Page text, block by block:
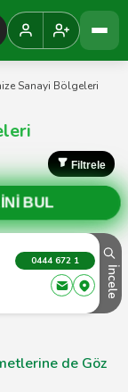
Sanayi Bölgeleri
Filtrele
BUL
0444 672 1
İncele
de Göz